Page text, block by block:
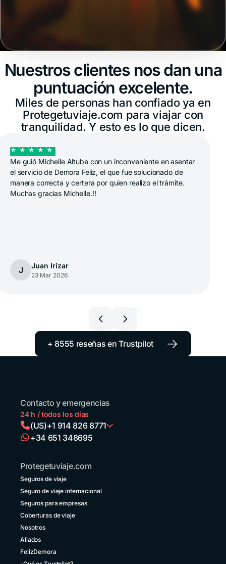
Nuestros clientes nos dan una
puntuación excelente.
Miles de personas han confiado ya en
Protegetuviaje.com para viajar con
tranquilidad. Y esto es lo que dicen.
Me guió Michelle Altube con un inconveniente en asentar
el servicio de Demora Feliz, el que fue solucionado de
manera correcta y certera por quien realizo el trámite.
Muchas gracias Michelle.!!
J Juan Irizar
23 Mar 2026
+ 8555 reseñas en Trustpilot →
Contacto y emergencias
24 h / todos los días
(US)+1 914 826 8771
Bolivia
+591 5 50701249
Brasil
Canadá
+1 833 2223287
Chile
+34 651 348695
Protegetuviaje.com
Seguros de viaje
Seguro de viaje internacional
Seguros para empresas
Coberturas de viaje
Nosotros
Aliados
FelizDemora